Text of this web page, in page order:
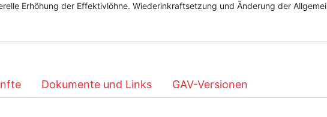
Erhöhung der Effektivlöhne. Wiederinkraftsetzung und Änderung der
Dokumente und Links GAV-Versionen